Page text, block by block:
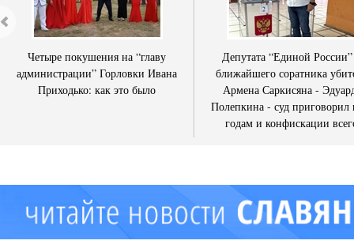
Четыре покушения на “главу
администрации” Горловки Ивана
Приходько: как это было
Депутата “Единой
ближайшего соратника
Армена Саркисяна -
Полепкина - суд приговорил
годам и конфискации